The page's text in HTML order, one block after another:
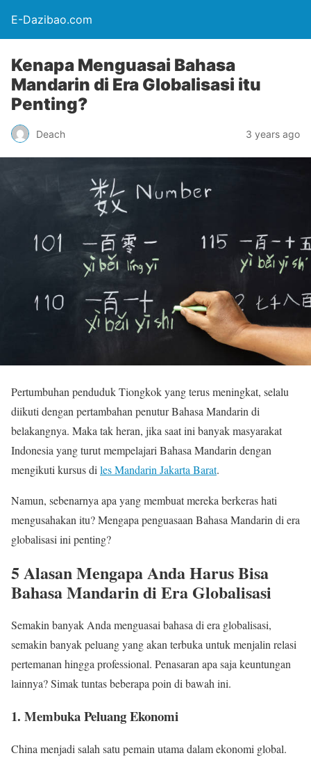
E-Dazibao.com
Kenapa Menguasai Bahasa
Mandarin di Era Globalisasi itu
Penting?
Deach 3 years ago
Pertumbuhan penduduk Tiongkok yang terus meningkat, selalu
diikuti dengan pertambahan penutur Bahasa Mandarin di
belakangnya. Maka tak heran, jika saat ini banyak masyarakat
Indonesia yang turut mempelajari Bahasa Mandarin dengan
mengikuti kursus di les Mandarin Jakarta Barat.
Namun, sebenarnya apa yang membuat mereka berkeras hati
mengusahakan itu? Mengapa penguasaan Bahasa Mandarin di era
globalisasi ini penting?
5 Alasan Mengapa Anda Harus Bisa
Bahasa Mandarin di Era Globalisasi
Semakin banyak Anda menguasai bahasa di era globalisasi,
semakin banyak peluang yang akan terbuka untuk menjalin relasi
pertemanan hingga professional. Penasaran apa saja keuntungan
lainnya? Simak tuntas beberapa poin di bawah ini.
1. Membuka Peluang Ekonomi
China menjadi salah satu pemain utama dalam ekonomi global.